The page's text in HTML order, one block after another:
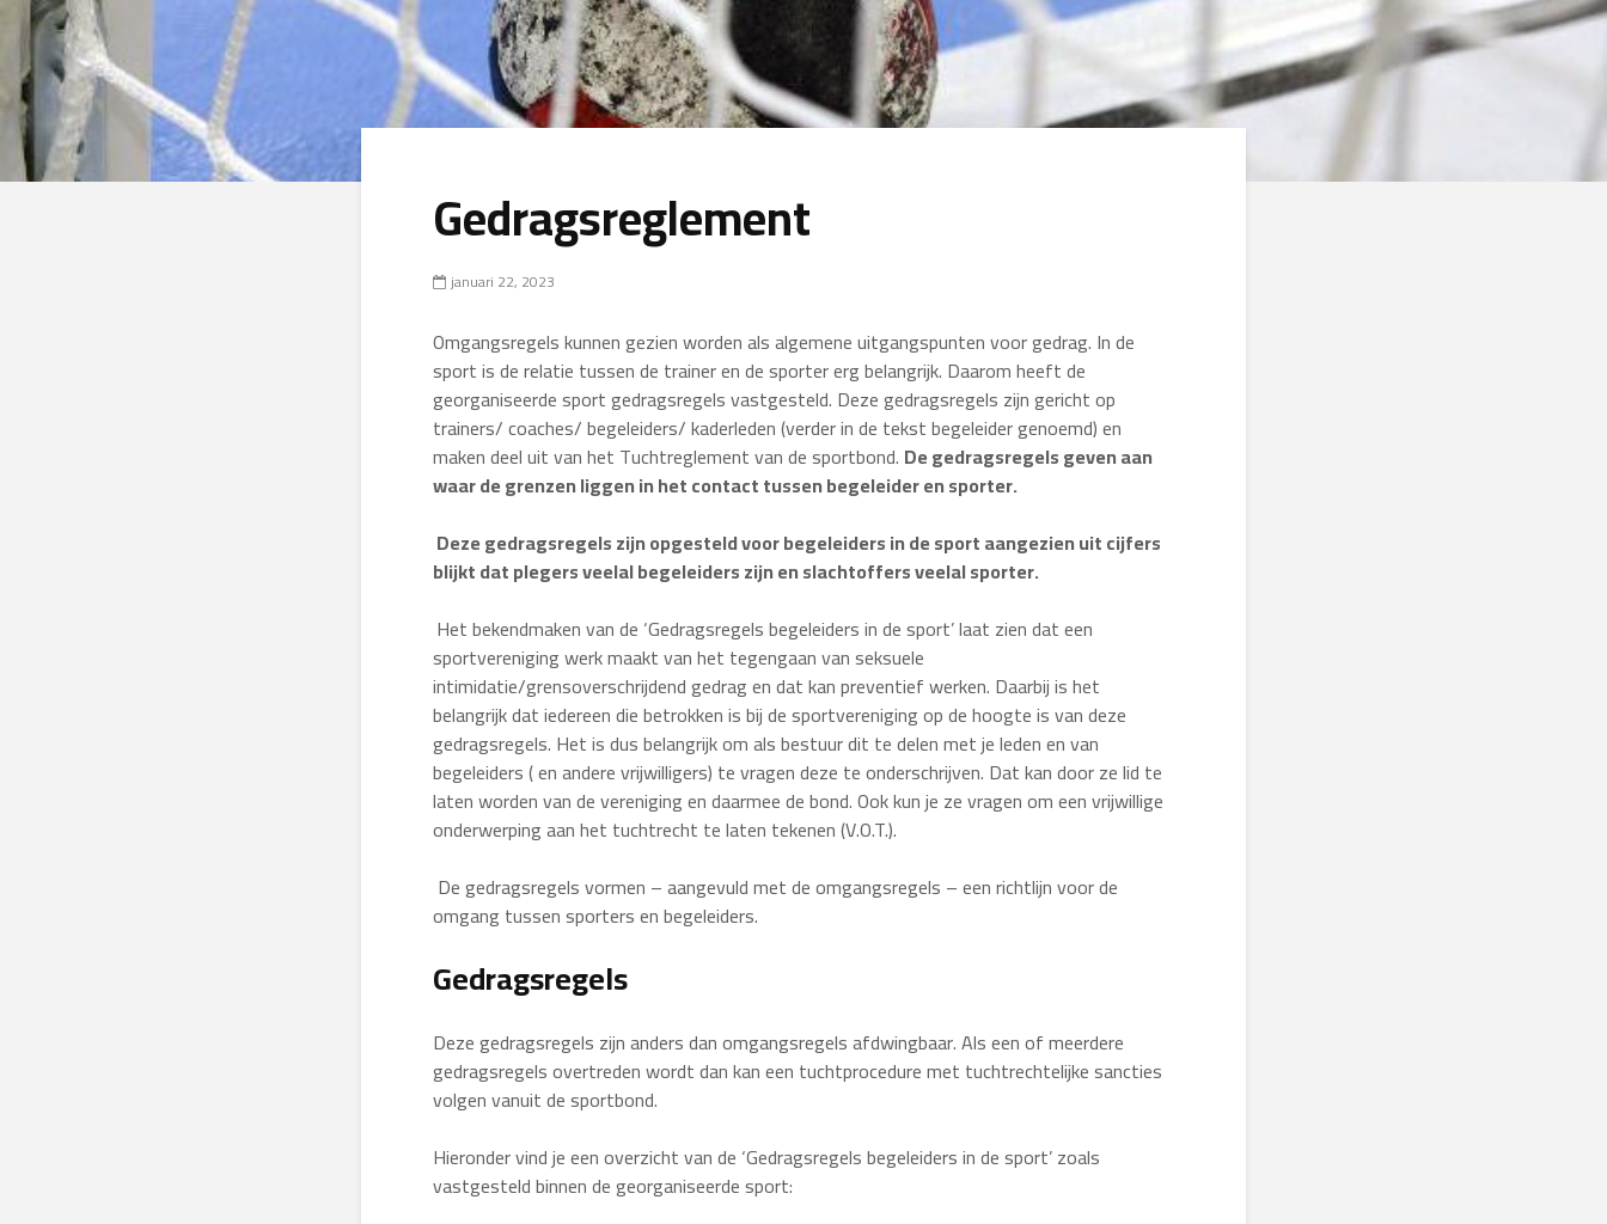
Gedragsreglement
januari 22, 2023
Omgangsregels kunnen gezien worden als algemene uitgangspunten voor gedrag. In de
sport is de relatie tussen de trainer en de sporter erg belangrijk. Daarom heeft de
georganiseerde sport gedragsregels vastgesteld. Deze gedragsregels zijn gericht op
trainers/ coaches/ begeleiders/ kaderleden (verder in de tekst begeleider genoemd) en
maken deel uit van het Tuchtreglement van de sportbond. De gedragsregels geven aan
waar de grenzen liggen in het contact tussen begeleider en sporter.
Deze gedragsregels zijn opgesteld voor begeleiders in de sport aangezien uit cijfers
blijkt dat plegers veelal begeleiders zijn en slachtoffers veelal sporter.
Het bekendmaken van de ‘Gedragsregels begeleiders in de sport’ laat zien dat een
sportvereniging werk maakt van het tegengaan van seksuele
intimidatie/grensoverschrijdend gedrag en dat kan preventief werken. Daarbij is het
belangrijk dat iedereen die betrokken is bij de sportvereniging op de hoogte is van deze
gedragsregels. Het is dus belangrijk om als bestuur dit te delen met je leden en van
begeleiders ( en andere vrijwilligers) te vragen deze te onderschrijven. Dat kan door ze lid te
laten worden van de vereniging en daarmee de bond. Ook kun je ze vragen om een vrijwillige
onderwerping aan het tuchtrecht te laten tekenen (V.O.T.).
De gedragsregels vormen – aangevuld met de omgangsregels – een richtlijn voor de
omgang tussen sporters en begeleiders.
Gedragsregels
Deze gedragsregels zijn anders dan omgangsregels afdwingbaar. Als een of meerdere
gedragsregels overtreden wordt dan kan een tuchtprocedure met tuchtrechtelijke sancties
volgen vanuit de sportbond.
Hieronder vind je een overzicht van de ‘Gedragsregels begeleiders in de sport’ zoals
vastgesteld binnen de georganiseerde sport: